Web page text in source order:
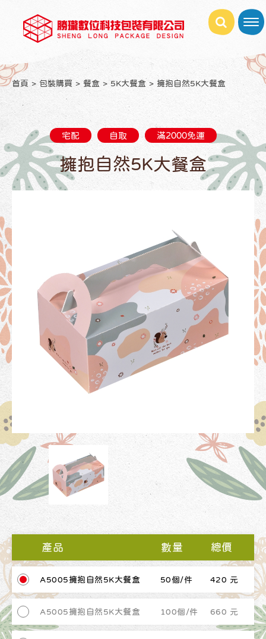
首頁 包裝購買 餐盒 5K大餐盒 擁抱自然5K大餐盒
宅配 自取 滿2000免運
擁抱自然5K大餐盒
產品 數量 總價
A5005擁抱自然5K大餐盒 50個/件 420 元
A5005擁抱自然5K大餐盒 100個/件 660 元